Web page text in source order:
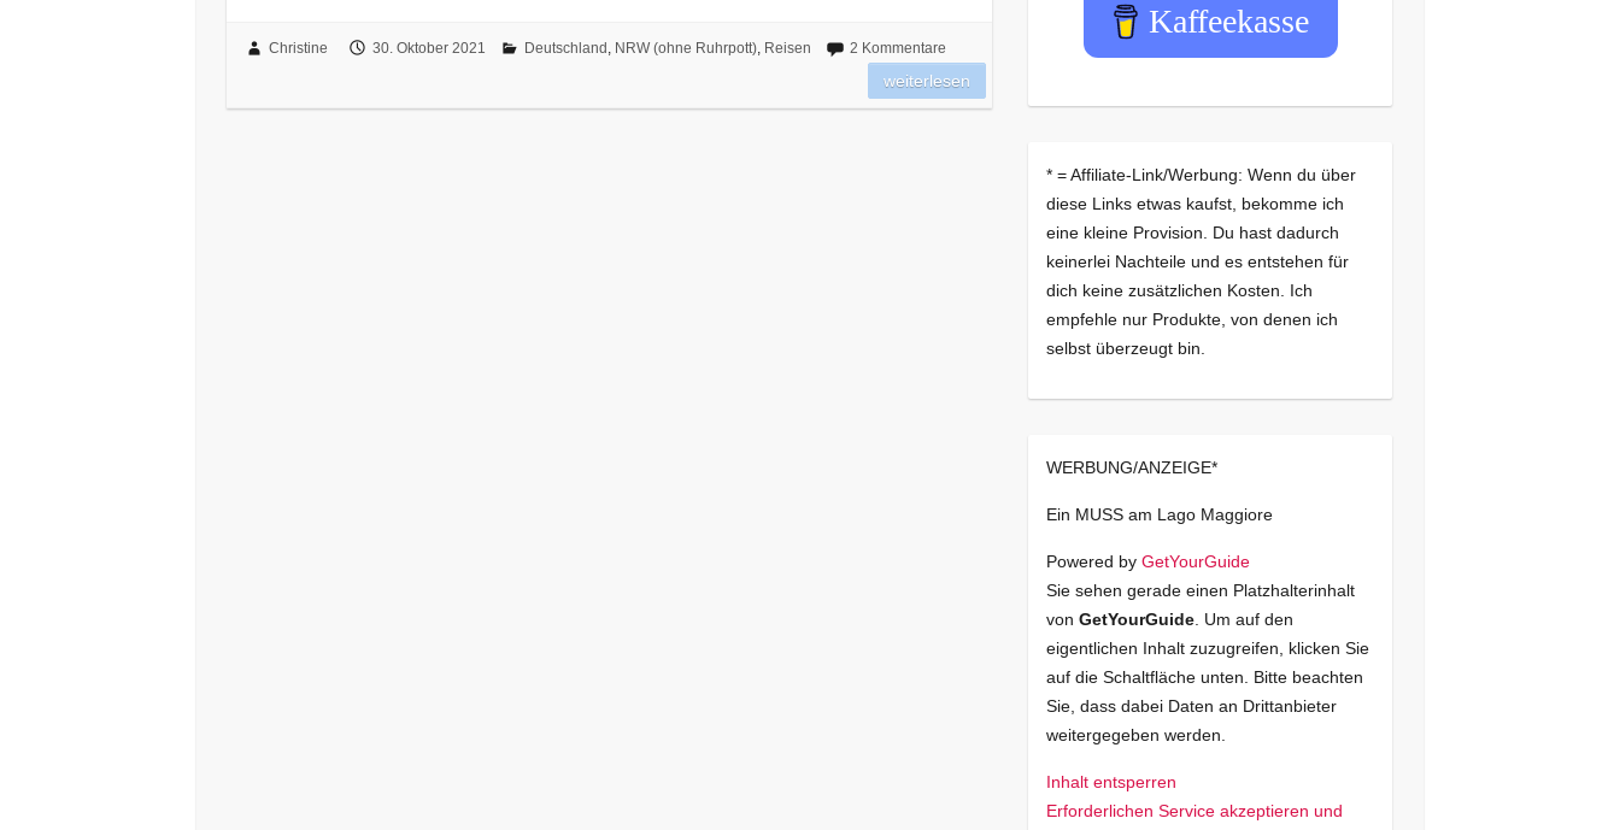
Christine 30. Oktober 2021 Deutschland , NRW (ohne Ruhrpott), Reisen 2 Kommentare
weiterlesen
Kaffeekasse
* = Affiliate-Link/Werbung: Wenn du über
diese Links etwas kaufst, bekomme ich
eine kleine Provision. Du hast dadurch
keinerlei Nachteile und es entstehen für
dich keine zusätzlichen Kosten. Ich
empfehle nur Produkte, von denen ich
selbst überzeugt bin.
WERBUNG/ANZEIGE*
Ein MUSS am Lago Maggiore
Powered by GetYourGuide
Sie sehen gerade einen Platzhalterinhalt
von GetYourGuide. Um auf den
eigentlichen Inhalt zuzugreifen, klicken Sie
auf die Schaltfläche unten. Bitte beachten
Sie, dass dabei Daten an Drittanbieter
weitergegeben werden.
Inhalt entsperren
Erforderlichen Service akzeptieren und